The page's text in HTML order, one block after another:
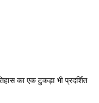
का एक टुकड़ा भी प्रदर्शित